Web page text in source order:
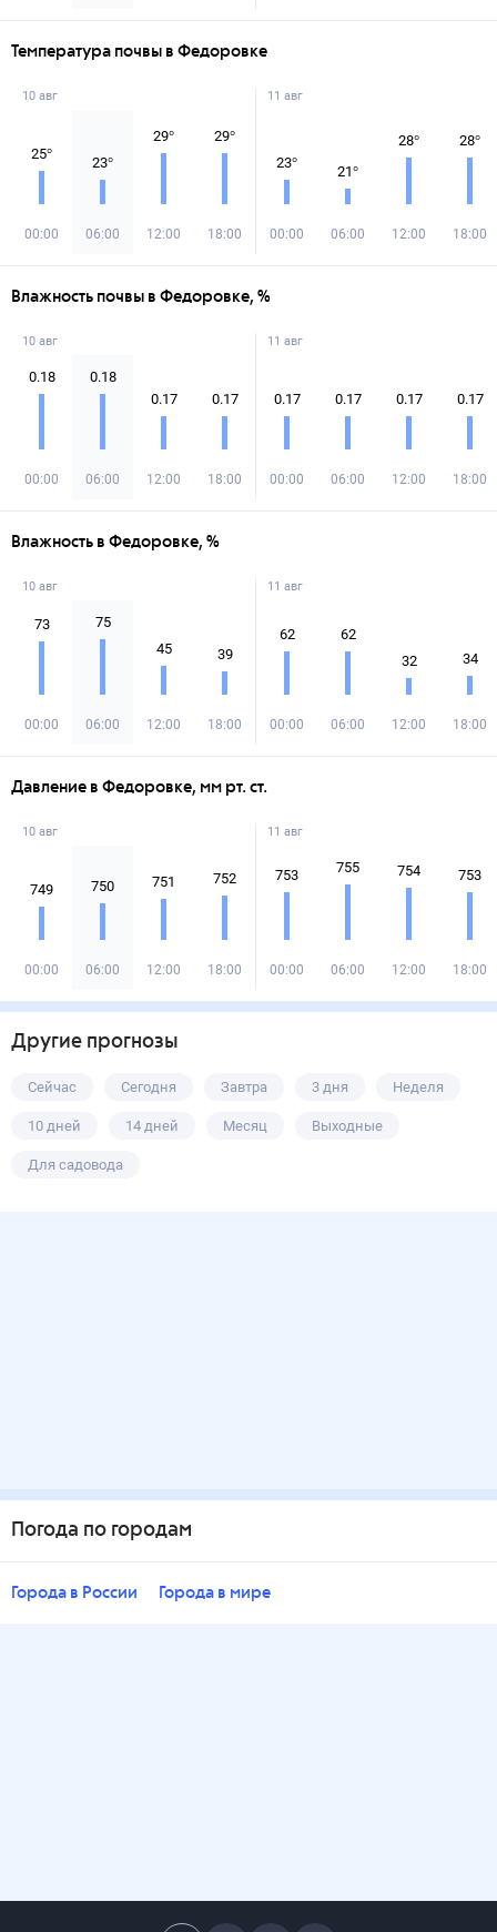
Температура почвы в Федоровке
10 авг
25°
00:00
23°
06:00
29°
12:00
29°
18:00
11 авг
23°
00:00
21°
06:00
28°
12:00
28°
18:00
Влажность почвы в Федоровке, %
10 авг
0.18
00:00
0.18
06:00
0.17
12:00
0.17
18:00
11 авг
0.17
00:00
0.17
06:00
0.17
12:00
0.17
18:00
Влажность в Федоровке, %
10 авг
73
00:00
75
06:00
45
12:00
39
18:00
11 авг
62
00:00
62
06:00
32
12:00
34
18:00
Давление в Федоровке, мм рт. ст.
10 авг
749
00:00
750
06:00
751
12:00
752
18:00
11 авг
753
00:00
755
06:00
754
12:00
753
18:00
Другие прогнозы
Сейчас Сегодня Завтра 3 дня Неделя
10 дней 14 дней Месяц Выходные
Для садовода
Погода по городам
Города в России Города в мире